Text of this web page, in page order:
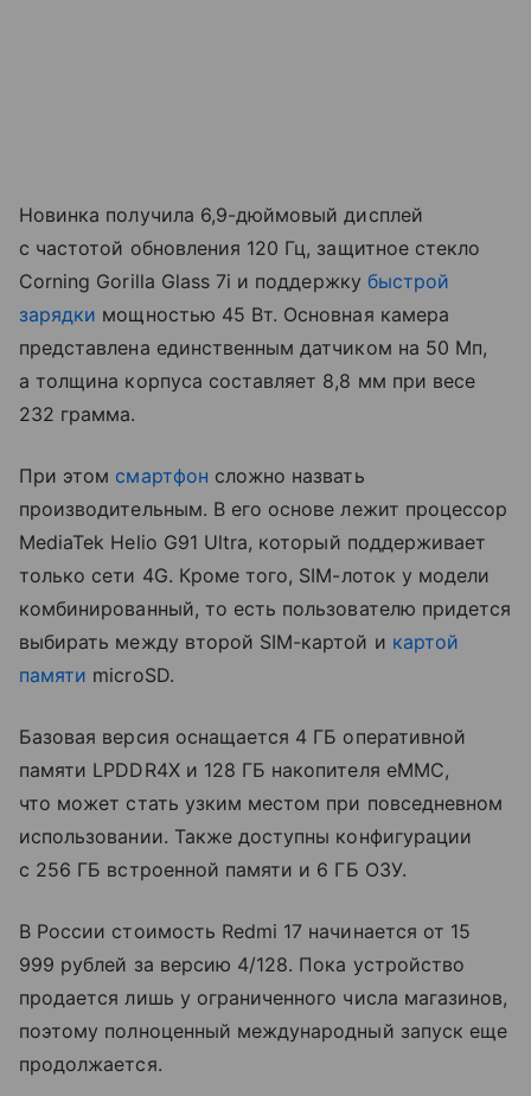
Новинка получила 6,9-дюймовый дисплей
с частотой обновления 120 Гц, защитное стекло
Corning Gorilla Glass 7i и поддержку быстрой
зарядки мощностью 45 Вт. Основная камера
представлена единственным датчиком на 50 Мп,
а толщина корпуса составляет 8,8 мм при весе
232 грамма.
При этом смартфон сложно назвать
производительным. В его основе лежит процессор
MediaTek Helio G91 Ultra, который поддерживает
только сети 4G. Кроме того, SIM-лоток у модели
комбинированный, то есть пользователю придется
выбирать между второй SIM-картой и картой
памяти microSD.
Базовая версия оснащается 4 ГБ оперативной
памяти LPDDR4X и 128 ГБ накопителя eMMC,
что может стать узким местом при повседневном
использовании. Также доступны конфигурации
с 256 ГБ встроенной памяти и 6 ГБ ОЗУ.
В России стоимость Redmi 17 начинается от 15
999 рублей за версию 4/128. Пока устройство
продается лишь у ограниченного числа магазинов,
поэтому полноценный международный запуск еще
продолжается.